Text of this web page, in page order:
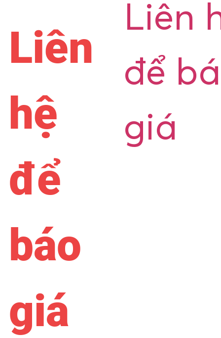
Liên
hệ
để
báo
giá
Liên
để
giá